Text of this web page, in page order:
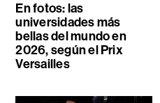
En fotos: las
universidades más
bellas del mundo en
2026, según el Prix
Versailles